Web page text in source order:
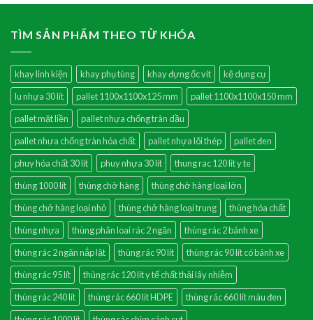
TÌM SẢN PHẨM THEO TỪ KHÓA
khay linh kiện khay phụ tùng khay đựng ốc vít
kệ dụng cụ
lu nhựa 30 lít
pallet 1100x1100x125 mm
pallet 1100x1100x150 mm
pallet mặt liền
pallet nhựa chống tràn dầu
pallet nhựa chống tràn hóa chất
pallet nhựa lõi thép
pallet đen
phuy hóa chất 30 lít
phuy nhựa 30 lít
thung rac 120 lit y te
thùng 1000 lít
thùng chở hàng
thùng chở hàng loại lớn
thùng chở hàng loại nhỏ
thùng chở hàng loại trung
thùng hóa chất
thùng nhựa
thùng phân loai rác 2 ngăn
thùng rác 2 bánh xe
thùng rác 2 ngăn nắp lật
thùng rác 90 lít
thùng rác 90 lít có bánh xe
thùng rác 95 lít
thùng rác 120 lít y tế chất thải lây nhiễm
thùng rác 240 lít
thùng rác 660 lít HDPE
thùng rác 660 lít màu đen